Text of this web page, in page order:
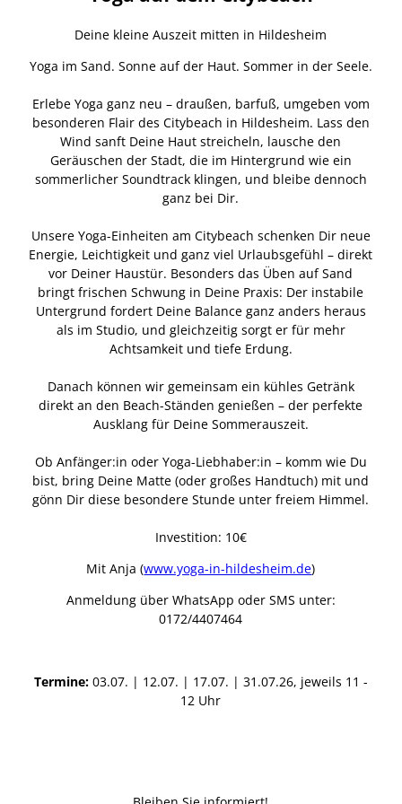
Deine kleine Auszeit mitten in Hildesheim
Yoga im Sand. Sonne auf der Haut. Sommer in der Seele.
Erlebe Yoga ganz neu – draußen, barfuß, umgeben vom
besonderen Flair des Citybeach in Hildesheim. Lass den
Wind sanft Deine Haut streicheln, lausche den
Geräuschen der Stadt, die im Hintergrund wie ein
sommerlicher Soundtrack klingen, und bleibe dennoch
ganz bei Dir.
Unsere Yoga-Einheiten am Citybeach schenken Dir neue
Energie, Leichtigkeit und ganz viel Urlaubsgefühl – direkt
vor Deiner Haustür. Besonders das Üben auf Sand
bringt frischen Schwung in Deine Praxis: Der instabile
Untergrund fordert Deine Balance ganz anders heraus
als im Studio, und gleichzeitig sorgt er für mehr
Achtsamkeit und tiefe Erdung.
Danach können wir gemeinsam ein kühles Getränk
direkt an den Beach-Ständen genießen – der perfekte
Ausklang für Deine Sommerauszeit.
Ob Anfänger:in oder Yoga-Liebhaber:in – komm wie Du
bist, bring Deine Matte (oder großes Handtuch) mit und
gönn Dir diese besondere Stunde unter freiem Himmel.
Investition: 10€
Mit Anja (www.yoga-in-hildesheim.de)
Anmeldung über WhatsApp oder SMS unter:
0172/4407464
Termine:03.07. | 12.07. | 17.07. | 31.07.26, jeweils 11 -
12 Uhr